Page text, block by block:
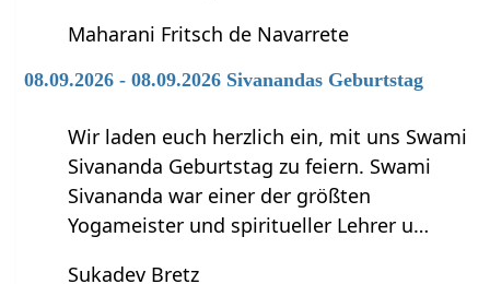
Maharani Fritsch de Navarrete
08.09.2026 - 08.09.2026 Sivanandas Geburtstag
Wir laden euch herzlich ein, mit uns Swami
Sivananda Geburtstag zu feiern. Swami
Sivananda war einer der größten
Yogameister und spiritueller Lehrer u…
Sukadev Bretz